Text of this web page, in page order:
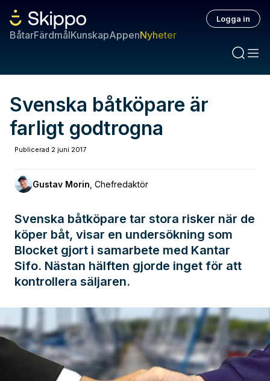
BåtarFärdmålKunskapAppenNyheter
Logga in
Svenska båtköpare är
farligt godtrogna
Publicerad 2 juni 2017
Gustav Morin Chefredaktör
Svenska båtköpare tar stora risker när de
köper båt, visar en undersökning som
Blocket gjort i samarbete med Kantar
Sifo. Nästan hälften gjorde inget för att
kontrollera säljaren.